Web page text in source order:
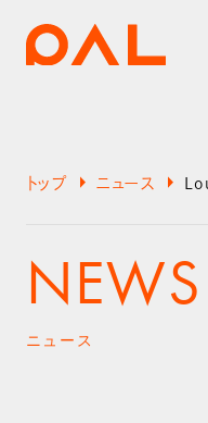
トップ arrow_right ニュース arrow_right
NEWS
ニュース